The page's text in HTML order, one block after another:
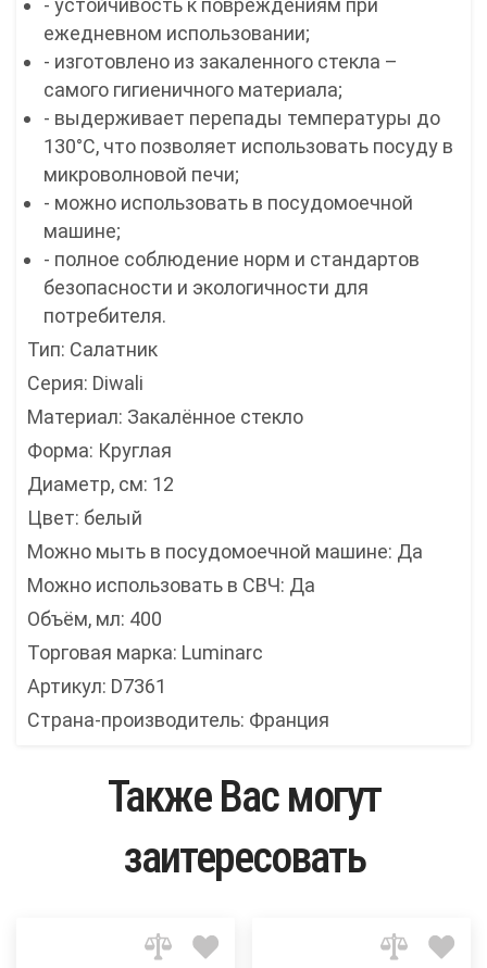
- устойчивость к повреждениям при
ежедневном использовании;
- изготовлено из закаленного стекла –
самого гигиеничного материала;
- выдерживает перепады температуры до
130°С, что позволяет использовать посуду в
микроволновой печи;
- можно использовать в посудомоечной
машине;
- полное соблюдение норм и стандартов
безопасности и экологичности для
потребителя.
Тип: Салатник
Серия: Diwali
Материал: Закалённое стекло
Форма: Круглая
Диаметр, см: 12
Цвет: белый
Можно мыть в посудомоечной машине: Да
Можно использовать в СВЧ: Да
Объём, мл: 400
Торговая марка: Luminarc
Артикул: D7361
Страна-производитель: Франция
Также Вас могут
заитересовать